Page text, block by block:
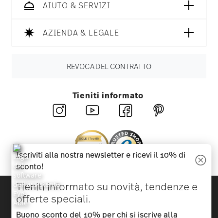
AIUTO & SERVIZI
AZIENDA & LEGALE
REVOCA DEL CONTRATTO
Tieniti informato
Scopri tutti i nostri brand
Bellezza e funzionalità per la tua casa
Iscriviti alla nostra newsletter e ricevi il 10% di
sconto!
Tieniti informato su novità, tendenze e
offerte speciali.
Buono sconto del 10% per chi si iscrive alla